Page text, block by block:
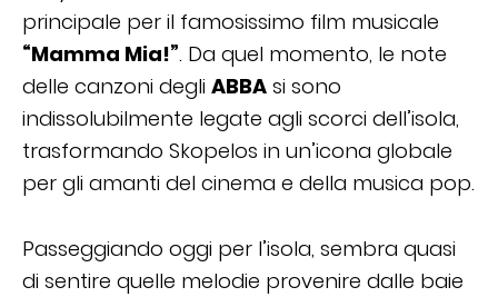
principale per il famosissimo film musicale
“Mamma Mia!”. Da quel momento, le note
delle canzoni degli ABBA si sono
indissolubilmente legate agli scorci dell’isola,
trasformando Skopelos in un’icona globale
per gli amanti del cinema e della musica pop.
Passeggiando oggi per l’isola, sembra quasi
di sentire quelle melodie provenire dalle baie